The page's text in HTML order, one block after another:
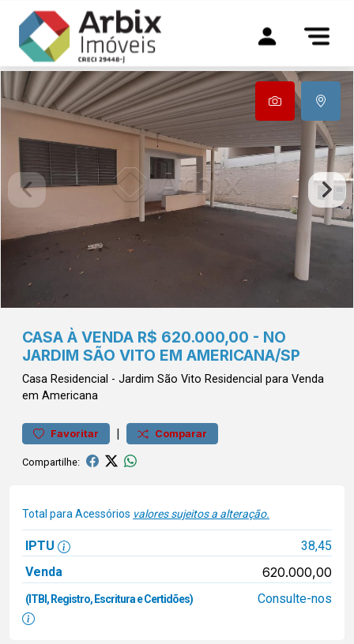
CASA À VENDA R$ 620.000,00 - NO
JARDIM SÃO VITO EM AMERICANA/SP
Casa Residencial - Jardim São Vito Residencial para Venda
em Americana
Favoritar | Comparar
Compartilhe:
Total para Acessórios valores sujeitos a alteração.
IPTU
38,45
Venda
620.000,00
(ITBI, Registro, Escritura e Certidões) Consulte-nos